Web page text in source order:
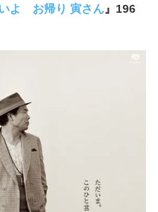
よ お帰り 寅さん 』196